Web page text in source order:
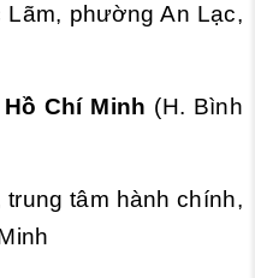
phường An Lạc,
Chí Minh (H. Bình
tâm hành chính,